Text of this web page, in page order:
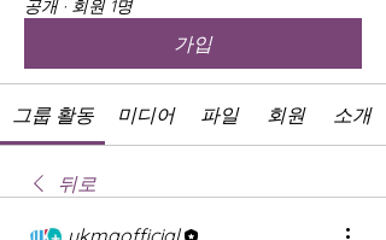
공개 · 회원 1명
가입
그룹 활동 미디어 파일 회원 소개
뒤로
ukmaofficial